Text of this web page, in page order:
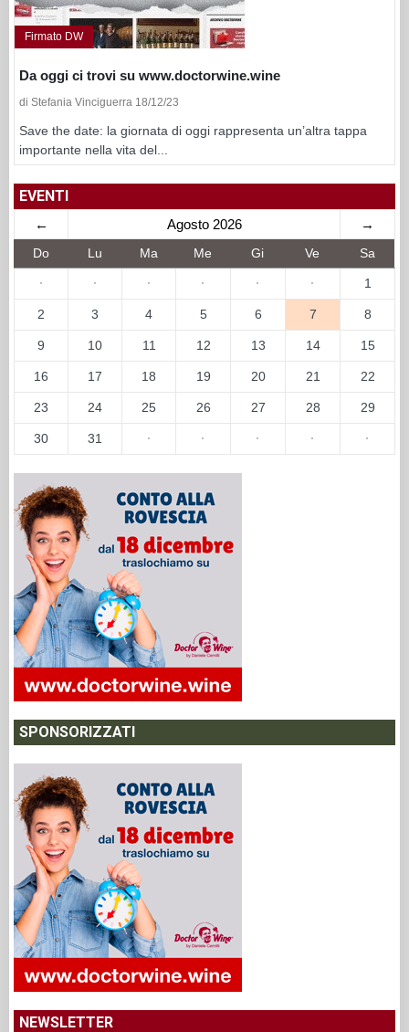
Firmato DW
Da oggi ci trovi su www.doctorwine.wine
di Stefania Vinciguerra 18/12/23
Save the date: la giornata di oggi rappresenta un’altra tappa
importante nella vita del...
EVENTI
← Agosto 2026 →
Do Lu Ma Me Gi Ve Sa
· · · · · · 1
2 3 4 5 6 7 8
9 10 11 12 13 14 15
16 17 18 19 20 21 22
23 24 25 26 27 28 29
30 31 · · · · ·
SPONSORIZZATI
NEWSLETTER